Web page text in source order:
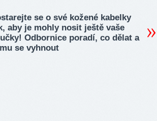
se o své kožené kabelky
aby je mohly nosit ještě vaše
Odbornice poradí, co dělat a
se vyhnout